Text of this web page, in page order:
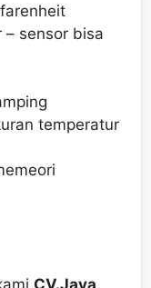
– sensor bisa
temperatur